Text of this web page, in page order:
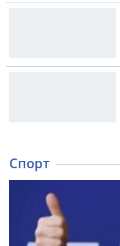
Спорт